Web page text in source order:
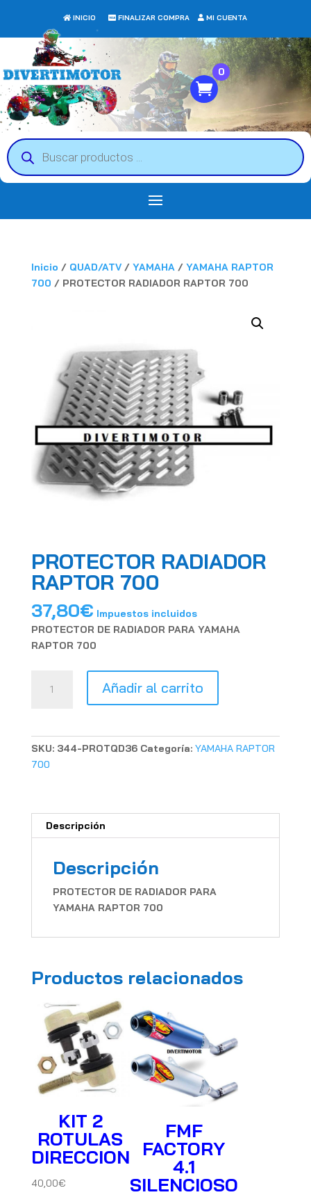
INICIO FINALIZAR COMPRA MI CUENTA
Búsqueda
de
productos
0
Inicio / QUAD/ATV/ YAMAHA/ YAMAHA RAPTOR
700 / PROTECTOR RADIADOR RAPTOR 700
PROTECTOR RADIADOR
RAPTOR 700
37,80€ Impuestos incluidos
PROTECTOR DE RADIADOR PARA YAMAHA
RAPTOR 700
RADIADOR
Añadir al carrito
SKU: 344-PROTQD36 Categoría: YAMAHA RAPTOR
700
Descripción
Descripción
PROTECTOR DE RADIADOR PARA
YAMAHA RAPTOR 700
Productos relacionados
KIT 2
ROTULAS
DIRECCION
40,00€
FMF
FACTORY
4.1
SILENCIOSO